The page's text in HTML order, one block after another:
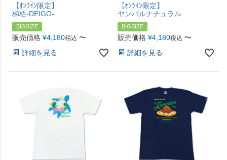
【ｵﾝﾗｲﾝ限定】
梯梧-DEIGO-
BIGSIZE
販売価格 ¥4,180税込 〜
詳細を見る
【ｵﾝﾗｲﾝ限定】
ヤンバルナチュラル
BIGSIZE
販売価格 ¥4,180税込 〜
詳細を見る